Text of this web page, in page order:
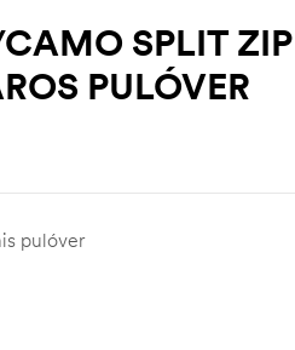
SPLIT ZIP
PULÓVER
pulóver